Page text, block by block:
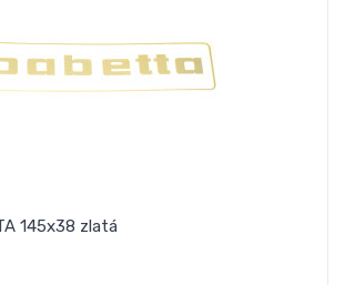
145x38 zlatá